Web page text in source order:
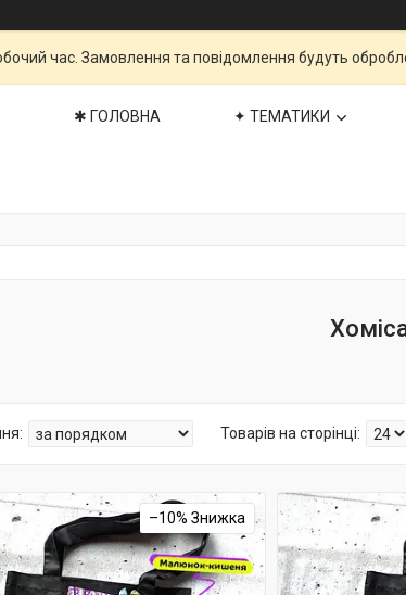
час. Замовлення та повідомлення будуть
✱ ГОЛОВНА ✦ ТЕМАТИКИ
–10%